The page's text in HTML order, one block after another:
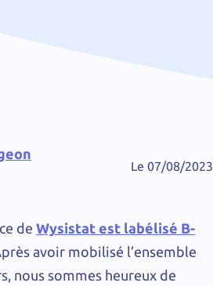
Le 07/08/2023
de Wysistat est labélisé B-
avoir mobilisé l’ensemble
nous sommes heureux de